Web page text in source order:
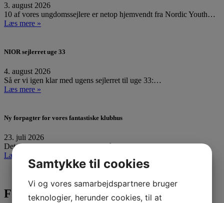
3. august 2026
10 af vores ungdomssejlere er netop hjemvendt fra Nordic Youth…
Læs mere »
NIOR sejlerret uge 33
4. august 2026
Så er vi igen klar med ugens sejlerret til uge 33:…
Læs mere »
Ny forpagter for vores fantastiske klubhus
23. juli 2026
Det er med stor fornøjelse og også en vis portion…
Læs mere »
Følg med
Samtykke til cookies
Vi og vores samarbejdspartnere bruger
teknologier, herunder cookies, til at